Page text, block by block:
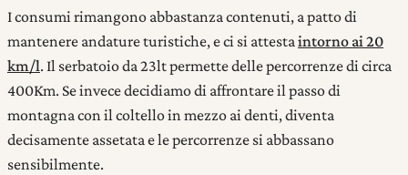
I consumi rimangono abbastanza contenuti, a patto di
mantenere andature turistiche, e ci si attestaintorno ai 20
km/l. Il serbatoio da 23lt permette delle percorrenze di circa
400Km. Se invece decidiamo di affrontare il passo di
montagna con il coltello in mezzo ai denti, diventa
decisamente assetata e le percorrenze si abbassano
sensibilmente.